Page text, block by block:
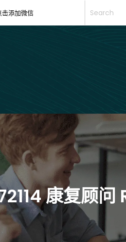
击添加微信
康复顾